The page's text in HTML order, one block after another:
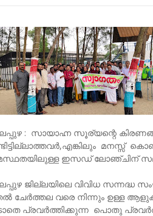
: സായാഹ്ന സൂര്യന്റെ
മനസ്സ്
ഇസഡ് ലോഞ്ചിന്
ജില്ലയിലെ വിവിധ സന്നദ്ധ
ചേർത്തല വരെ നിന്നും ഉള്ള
പ്രവർത്തിക്കുന്ന പൊതു